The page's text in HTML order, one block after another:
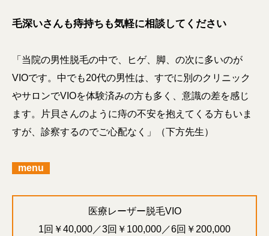
毛深いさんも痔持ちも気軽に相談してください
「当院の男性脱毛の中で、ヒゲ、脚、の次に多いのが
VIOです。中でも20代の男性は、すでに別のクリニック
やサロンでVIOを体験済みの方も多く、意識の差を感じ
ます。片貝さんのように痔の不安を抱えてくる方もいま
すが、診察するのでご心配なく」（下方先生）
menu
医療レーザー脱毛VIO
1回￥40,000／3回￥100,000／6回￥200,000